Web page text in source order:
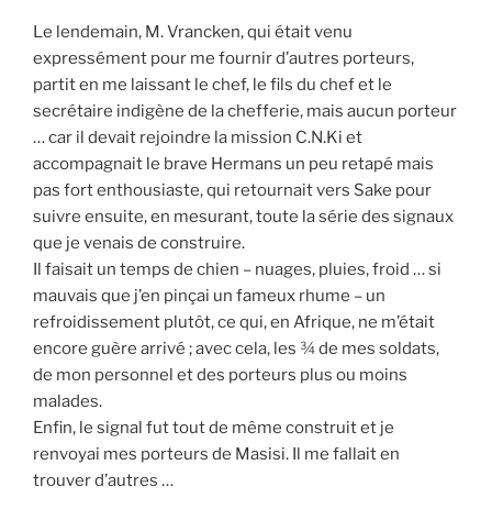
Le lendemain, M. Vrancken, qui était venu
expressément pour me fournir d’autres porteurs,
partit en me laissant le chef, le fils du chef et le
secrétaire indigène de la chefferie, mais aucun porteur
… car il devait rejoindre la mission C.N.Ki et
accompagnait le brave Hermans un peu retapé mais
pas fort enthousiaste, qui retournait vers Sake pour
suivre ensuite, en mesurant, toute la série des signaux
que je venais de construire.
Il faisait un temps de chien – nuages, pluies, froid … si
mauvais que j’en pinçai un fameux rhume – un
refroidissement plutôt, ce qui, en Afrique, ne m’était
encore guère arrivé ; avec cela, les ¾ de mes soldats,
de mon personnel et des porteurs plus ou moins
malades.
Enfin, le signal fut tout de même construit et je
renvoyai mes porteurs de Masisi. Il me fallait en
trouver d’autres …